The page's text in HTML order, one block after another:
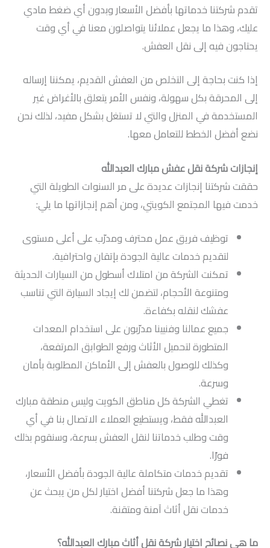
تقدم شركتنا خدماتها بأفضل الأسعار وبدون أي ضغط مادي
عليك، وهذا ما يجعل عملائنا يتواصلون معنا في أي وقت
يحتاجون فيه إلى نقل العفش.
إذا كنت بحاجة إلى التخلص من العفش القديم، يمكننا إرساله
إلى المحرقة بكل سهولة، ونفس الأمر يتعلق بالأغراض غير
المستخدمة في المنزل والتي لا تستغل بشكل مفيد، لذلك نحن
نضع أفضل الخطط للتعامل معها.
إنجازات شركة نقل عفش مبارك العبدالله
حققت شركتنا إنجازات عديدة على مر السنوات الطويلة التي
خدمت فيها المجتمع الكويتي، ومن أهم إنجازاتها ما يلي:
توظيف فريق عمل محترف ومدرّب على أعلى مستوى
لتقديم خدمات عالية الجودة بإتقان واحترافية.
تمكنت الشركة من امتلاك أسطول من السيارات الحديثة
ومتنوعة الأحجام، لتضمن لك إيجاد السيارة التي تناسب
عفشك لنقله بكفاءة.
جميع عمالنا وفنيينا مدرّبون على استخدام المعدات
المتطورة لتحميل الأثاث ورفع الطوابق المرتفعة،
وكذلك للوصول بالعفش إلى الأماكن المطلوبة بأمان
وسرعة.
تغطي الشركة كل مناطق الكويت وليس منطقة مبارك
العبدالله فقط، ويستطيع العملاء الاتصال بنا في أي
وقت وطلب خدماتنا لنقل العفش بسرعة، وسنقوم بذلك
فورًا.
تقديم خدمات متكاملة عالية الجودة بأفضل الأسعار،
وهذا ما جعل شركتنا أفضل اختيار لكل من يبحث عن
خدمات نقل أثاث آمنة ومتقنة.
ما هي نصائح اختيار شركة نقل أثاث مبارك العبدالله؟